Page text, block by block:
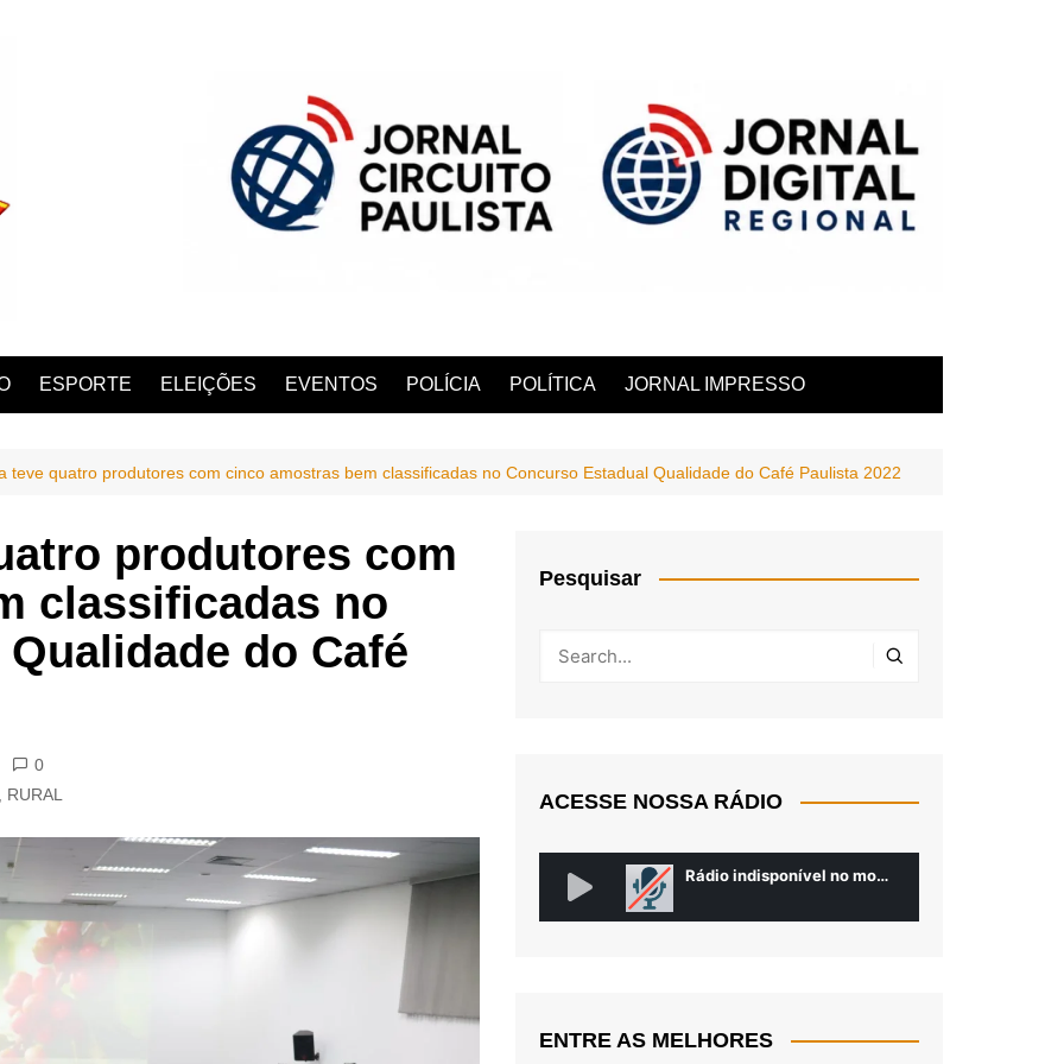
PRETO
ESPORTE ELEIÇÕES EVENTOS POLÍCIA POLÍTICA JORNAL IMPRESSO
teve quatro produtores com cinco amostras bem classificadas no Concurso Estadual Qualidade do Café Paulista 2022
produtores com
classificadas no
do Café
0
RURAL
Pesquisar
ACESSE NOSSA RÁDIO
ENTRE AS MELHORES